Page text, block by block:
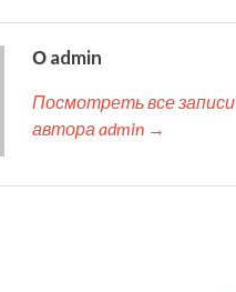
О admin
Посмотреть все записи
автора admin →